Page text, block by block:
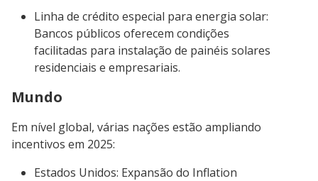
Linha de crédito especial para energia solar:
Bancos públicos oferecem condições
facilitadas para instalação de painéis solares
residenciais e empresariais.
Mundo
Em nível global, várias nações estão ampliando
incentivos em 2025:
Estados Unidos: Expansão do Inflation